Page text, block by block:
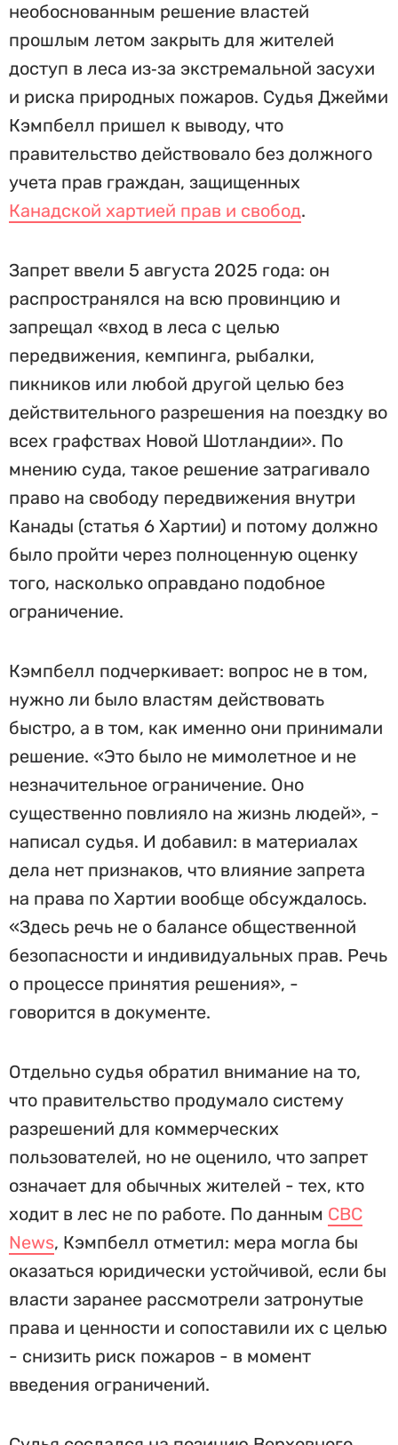
необоснованным решение властей
прошлым летом закрыть для жителей
доступ в леса из‑за экстремальной засухи
и риска природных пожаров. Судья Джейми
Кэмпбелл пришел к выводу, что
правительство действовало без должного
учета прав граждан, защищенных
Канадской хартией прав и свобод.
Запрет ввели 5 августа 2025 года: он
распространялся на всю провинцию и
запрещал «вход в леса с целью
передвижения, кемпинга, рыбалки,
пикников или любой другой целью без
действительного разрешения на поездку во
всех графствах Новой Шотландии». По
мнению суда, такое решение затрагивало
право на свободу передвижения внутри
Канады (статья 6 Хартии) и потому должно
было пройти через полноценную оценку
того, насколько оправдано подобное
ограничение.
Кэмпбелл подчеркивает: вопрос не в том,
нужно ли было властям действовать
быстро, а в том, как именно они принимали
решение. «Это было не мимолетное и не
незначительное ограничение. Оно
существенно повлияло на жизнь людей», -
написал судья. И добавил: в материалах
дела нет признаков, что влияние запрета
на права по Хартии вообще обсуждалось.
«Здесь речь не о балансе общественной
безопасности и индивидуальных прав. Речь
о процессе принятия решения», -
говорится в документе.
Отдельно судья обратил внимание на то,
что правительство продумало систему
разрешений для коммерческих
пользователей, но не оценило, что запрет
означает для обычных жителей - тех, кто
ходит в лес не по работе. По данным CBC
News, Кэмпбелл отметил: мера могла бы
оказаться юридически устойчивой, если бы
власти заранее рассмотрели затронутые
права и ценности и сопоставили их с целью
- снизить риск пожаров - в момент
введения ограничений.